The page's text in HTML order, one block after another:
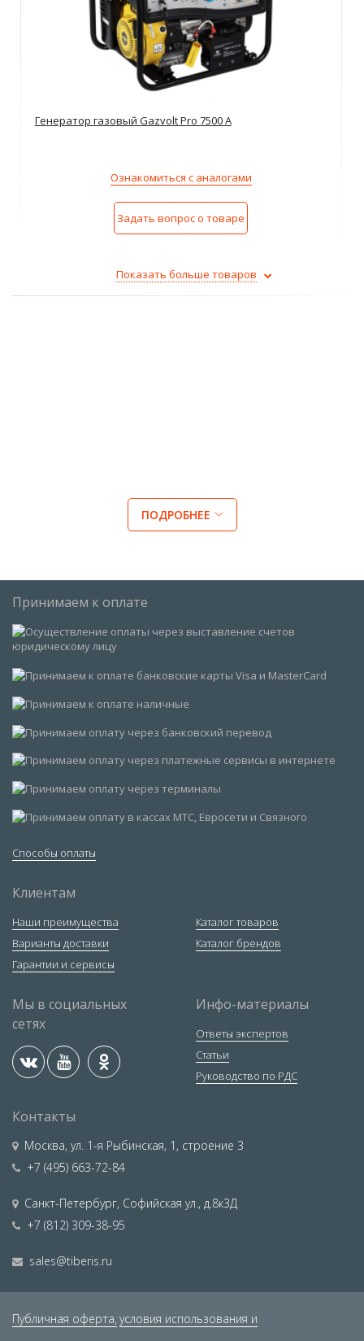
Генератор газовый Gazvolt Pro 7500 A
Ознакомиться с аналогами
Задать вопрос о товаре
Показать больше товаров
ПОДРОБНЕЕ
Принимаем к оплате
Способы оплаты
Клиентам
Наши преимущества
Варианты доставки
Гарантии и сервисы
Каталог товаров
Каталог брендов
Мы в социальных
сетях
Инфо-материалы
Ответы экспертов
Статьи
Руководство по РДС
Контакты
Москва, ул. 1-я Рыбинская, 1, строение 3
+7 (495) 663-72-84
Санкт-Петербург, Софийская ул., д.8к3Д
+7 (812) 309-38-95
sales@tiberis.ru
Публичная оферта, условия использования и